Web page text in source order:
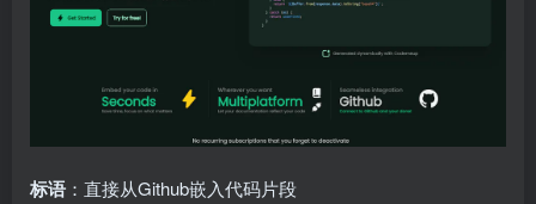
标语 ：直接从Github嵌入代码片段